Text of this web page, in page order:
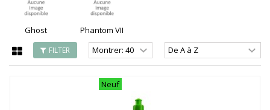
1990
1991
1992
1993
1994
1995
Ghost Phantom VII
FILTER
Neuf